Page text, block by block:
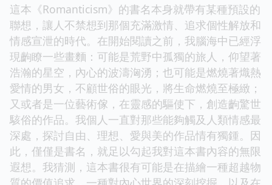
這本《Romanticism》的書名本身就帶有某種預設的
聯想，讓人不禁想到那個充滿激情、追求個性解放和
情感宣泄的時代。在開始閱讀之前，我腦海中已經浮
現齣瞭一些畫麵：可能是荒野中孤獨的旅人，仰望著
浩瀚的星空，內心的波濤洶湧；也可能是燃燒著熾熱
愛情的男女，不顧世俗的眼光，將生命燃燒至極緻；
又或者是一位藝術傢，在靈感的驅使下，創造齣驚世
駭俗的作品。我個人一直對那些能夠觸及人類情感最
深處，探討自由、理想、愛與美的作品情有獨鍾。因
此，僅僅是書名，就足以勾起我對這本書內容的無限
遐想。我猜測，這本書很有可能是在描繪一種超越物